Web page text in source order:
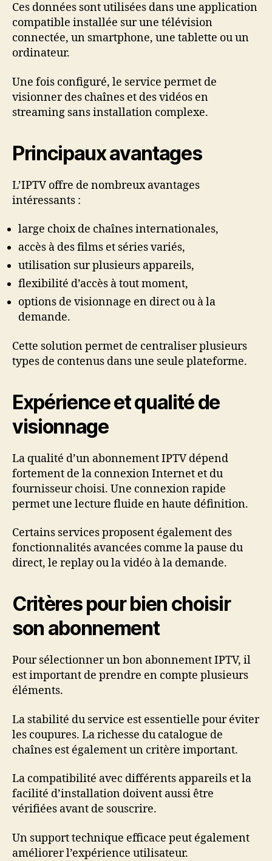
Ces données sont utilisées dans une application
compatible installée sur une télévision
connectée, un smartphone, une tablette ou un
ordinateur.
Une fois configuré, le service permet de
visionner des chaînes et des vidéos en
streaming sans installation complexe.
Principaux avantages
L’IPTV offre de nombreux avantages
intéressants :
large choix de chaînes internationales,
accès à des films et séries variés,
utilisation sur plusieurs appareils,
flexibilité d’accès à tout moment,
options de visionnage en direct ou à la
demande.
Cette solution permet de centraliser plusieurs
types de contenus dans une seule plateforme.
Expérience et qualité de
visionnage
La qualité d’un abonnement IPTV dépend
fortement de la connexion Internet et du
fournisseur choisi. Une connexion rapide
permet une lecture fluide en haute définition.
Certains services proposent également des
fonctionnalités avancées comme la pause du
direct, le replay ou la vidéo à la demande.
Critères pour bien choisir
son abonnement
Pour sélectionner un bon abonnement IPTV, il
est important de prendre en compte plusieurs
éléments.
La stabilité du service est essentielle pour éviter
les coupures. La richesse du catalogue de
chaînes est également un critère important.
La compatibilité avec différents appareils et la
facilité d’installation doivent aussi être
vérifiées avant de souscrire.
Un support technique efficace peut également
améliorer l’expérience utilisateur.